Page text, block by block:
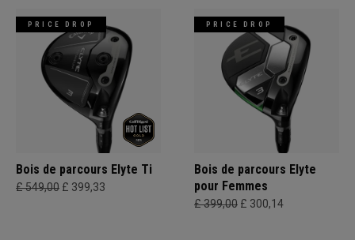
PRICE DROP
Bois de parcours Elyte Ti
£ 549,00 £ 399,33
PRICE DROP
Bois de parcours Elyte
pour Femmes
£ 399,00 £ 300,14